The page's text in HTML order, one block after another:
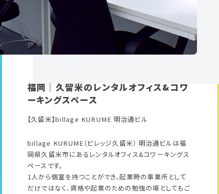
福岡｜久留米のレンタルオフィス&コワ
ーキングスペース
【久留米】billage KURUME 明治通ビル
billage KURUME（ビレッジ久留米） 明治通ビルは福
岡県久留米市にあるレンタルオフィス&コワーキングス
ペースです。
1人から個室を持つことができ、起業時の事業所として
だけではなく、資格や起業のための勉強の場としてもご